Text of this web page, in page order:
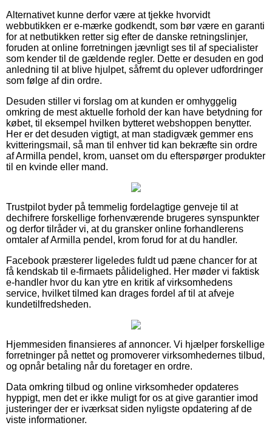
Alternativet kunne derfor være at tjekke hvorvidt
webbutikken er e-mærke godkendt, som bør være en garanti
for at netbutikken retter sig efter de danske retningslinjer,
foruden at online forretningen jævnligt ses til af specialister
som kender til de gældende regler. Dette er desuden en god
anledning til at blive hjulpet, såfremt du oplever udfordringer
som følge af din ordre.
Desuden stiller vi forslag om at kunden er omhyggelig
omkring de mest aktuelle forhold der kan have betydning for
købet, til eksempel hvilken bytteret webshoppen benytter.
Her er det desuden vigtigt, at man stadigvæk gemmer ens
kvitteringsmail, så man til enhver tid kan bekræfte sin ordre
af Armilla pendel, krom, uanset om du efterspørger produkter
til en kvinde eller mand.
Trustpilot byder på temmelig fordelagtige genveje til at
dechifrere forskellige forhenværende brugeres synspunkter
og derfor tilråder vi, at du gransker online forhandlerens
omtaler af Armilla pendel, krom forud for at du handler.
Facebook præsterer ligeledes fuldt ud pæne chancer for at
få kendskab til e-firmaets pålidelighed. Her møder vi faktisk
e-handler hvor du kan ytre en kritik af virksomhedens
service, hvilket tilmed kan drages fordel af til at afveje
kundetilfredsheden.
Hjemmesiden finansieres af annoncer. Vi hjælper forskellige
forretninger på nettet og promoverer virksomhedernes tilbud,
og opnår betaling når du foretager en ordre.
Data omkring tilbud og online virksomheder opdateres
hyppigt, men det er ikke muligt for os at give garantier imod
justeringer der er iværksat siden nyligste opdatering af de
viste informationer.